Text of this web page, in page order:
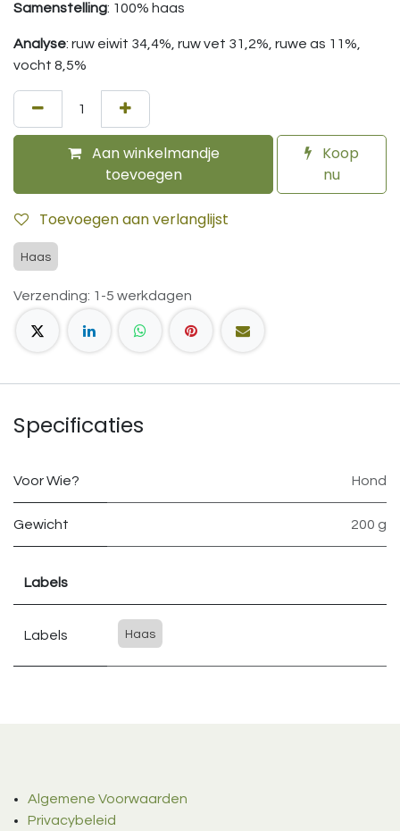
Samenstelling: 100% haas
Analyse: ruw eiwit 34,4%, ruw vet 31,2%, ruwe as 11%,
vocht 8,5%
Aan winkelmandje
toevoegen
Koop
nu
Toevoegen aan verlanglijst
Haas
Verzending: 1-5 werkdagen
Specificaties
Voor Wie? Hond
Gewicht 200 g
Labels
Labels Haas
Algemene Voorwaarden
Privacybeleid